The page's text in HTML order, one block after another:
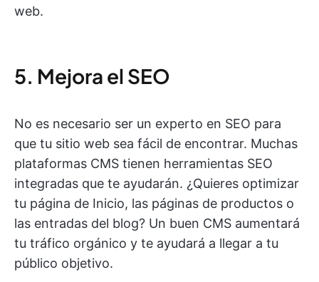
web.
5. Mejora el SEO
No es necesario ser un experto en SEO para
que tu sitio web sea fácil de encontrar. Muchas
plataformas CMS tienen herramientas SEO
integradas que te ayudarán. ¿Quieres optimizar
tu página de Inicio, las páginas de productos o
las entradas del blog? Un buen CMS aumentará
tu tráfico orgánico y te ayudará a llegar a tu
público objetivo.